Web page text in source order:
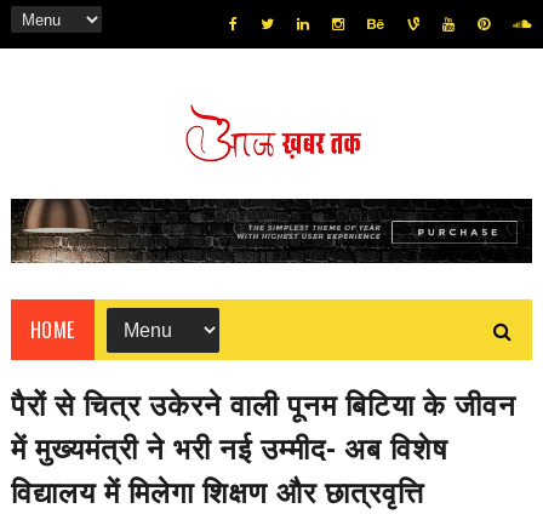
HOME
पैरों से चित्र उकेरने वाली पूनम बिटिया के जीवन
में मुख्यमंत्री ने भरी नई उम्मीद- अब विशेष
विद्यालय में मिलेगा शिक्षण और छात्रवृत्ति